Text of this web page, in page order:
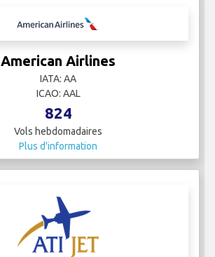
American Airlines
IATA: AA
ICAO: AAL
824
Vols hebdomadaires
Plus d'information